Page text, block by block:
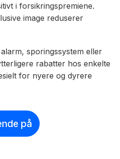
i forsikringspremiene.
image reduserer
sporingssystem eller
rabatter hos enkelte
for nyere og dyrere
på